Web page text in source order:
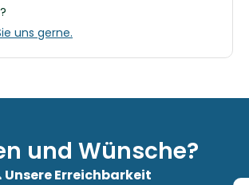
uns gerne.
und Wünsche?
Unsere Erreichbarkeit